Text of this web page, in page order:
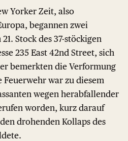
Yorker Zeit, also
begannen zwei
Stock des 37-stöckigen
235 East 42nd Street, sich
bemerkten die Verformung
war zu diesem
wegen herabfallender
worden, kurz darauf
drohenden Kollaps des